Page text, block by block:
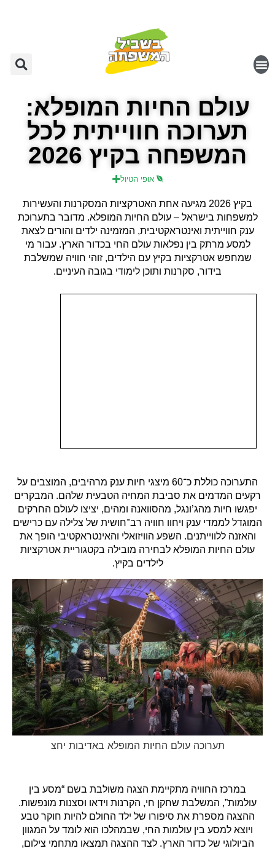
עולם החיות המופלא:
תערוכה חווייתית לכל
המשפחה בקיץ 2026
אופי הטיול
בקיץ 2026 מגיעה אחת האטרקציות המסקרנות והעשירות
למשפחות בישראל – עולם החיות המופלא. מדובר בתערוכת
ענק חווייתית ואינטראקטיבית, המזמינה ילדים והורים לצאת
למסע מרתק בין נפלאות עולם החי בכדור הארץ. עבור מי
שמחפש אטרקציות בקיץ עם הילדים, זוהי חוויה שמשלבת
בידור, סקרנות ותוכן לימודי בגובה העיניים.
התערוכה כוללת כ־60 מיצגי חיות ענק מרהיבים, המוצבים על
רקעים המדמים את סביבת המחיה הטבעית שלהם. המבקרים
יפגשו חיות מהג’ונגל, מהסוואנה ומהים, יציצו לעולם החרקים
המוגדל לממדי ענק ויחוו חוויה רב־חושית של צלילה עם כרישים
והאזנה ללווייתנים. השפע הוויזואלי והאינטראקטיבי הופך את
עולם החיות המופלא לבחירה מובילה בקטגוריית אטרקציות
לילדים בקיץ.
תערוכה עולם החיות המופלא באדיבות יחצ
במרכז החוויה מתקיימת הצגה משולבת בשם “מסע בין
עולמות”, המשלבת שחקן חי, הקרנות וידאו וסצנות מונפשות.
ההצגה מספרת את סיפורו של ילד החולם להיות חוקר טבע
ויוצא למסע בין עולמות החי, שבמהלכו הוא לומד על המגוון
הביולוגי של כדור הארץ. לצד ההצגה תמצאו מתחמי צילום,